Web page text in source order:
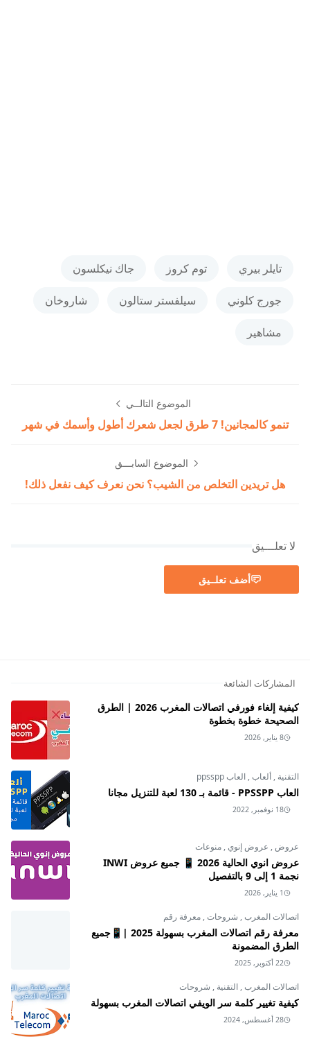
تايلر بيري توم كروز جاك نيكلسون
جورج كلوني سيلفستر ستالون شاروخان
مشاهير
الموضوع التالــي
تنمو كالمجانين! 7 طرق لجعل شعرك أطول وأسمك في شهر
الموضوع السابـــق
هل تريدين التخلص من الشيب؟ نحن نعرف كيف نفعل ذلك!
لا تعلـــيق
أضف تعلــيق
المشاركات الشائعة
كيفية إلغاء فورفي اتصالات المغرب 2026 | الطرق
الصحيحة خطوة بخطوة
8 يناير, 2026
التقنية , ألعاب, العاب ppsspp
العاب PPSSPP - قائمة بـ 130 لعبة للتنزيل مجانا
18 نوفمبر, 2022
عروض , عروض إنوي, منوعات
عروض انوي الحالية 2026 📱 جميع عروض INWI
نجمة 1 إلى 9 بالتفصيل
1 يناير, 2026
اتصالات المغرب, شروحات, معرفة رقم
معرفة رقم اتصالات المغرب بسهولة 2025 |📱جميع
الطرق المضمونة
22 أكتوبر, 2025
اتصالات المغرب, التقنية , شروحات
كيفية تغيير كلمة سر الويفي اتصالات المغرب بسهولة
28 أغسطس, 2024